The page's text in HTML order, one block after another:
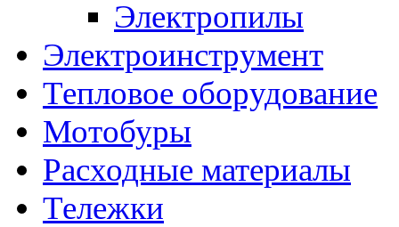
Электропилы
Электроинструмент
Тепловое оборудование
Мотобуры
Расходные материалы
Тележки